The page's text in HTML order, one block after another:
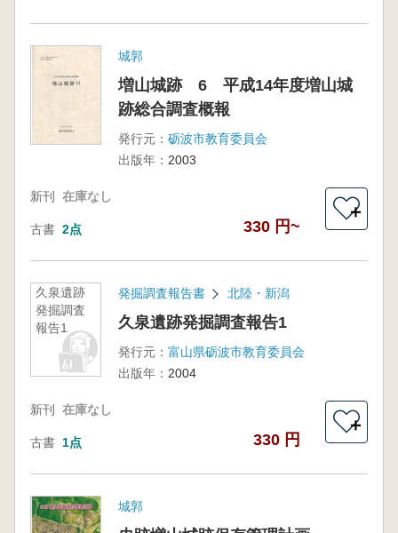
城郭
増山城跡 6 平成14年度増山城
跡総合調査概報
発行元： 砺波市教育委員会
出版年： 2003
新刊 在庫なし
古書 2点 330 円~
＋
久泉遺跡
発掘調査
報告1
発掘調査報告書 北陸・新潟
久泉遺跡発掘調査報告1
発行元： 富山県砺波市教育委員会
出版年： 2004
新刊 在庫なし
古書 1点 330 円
＋
城郭